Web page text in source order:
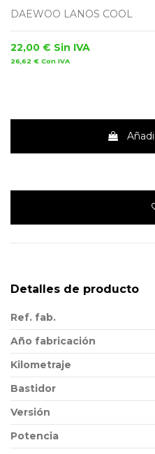
DAEWOO LANOS COOL
22,00 € Sin IVA
26,62 € Con IVA
Detalles de producto
Ref. fab.
Año fabricación
Kilometraje
Bastidor
Versión
Potencia